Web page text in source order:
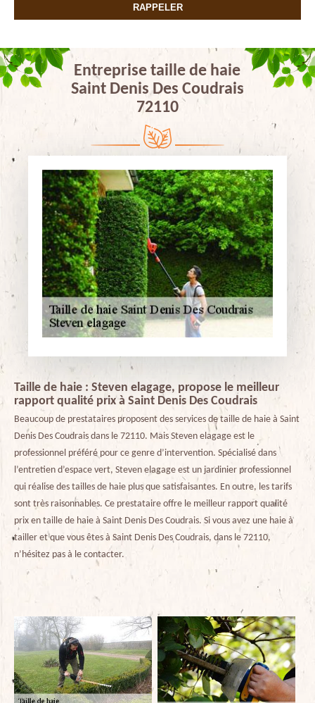
Entreprise taille de haie
Saint Denis Des Coudrais
72110
Taille de haie : Steven elagage, propose le meilleur
rapport qualité prix à Saint Denis Des Coudrais
Beaucoup de prestataires proposent des services de taille de haie à Saint
Denis Des Coudrais dans le 72110. Mais Steven elagage est le
professionnel préféré pour ce genre d’intervention. Spécialisé dans
l’entretien d’espace vert, Steven elagage est un jardinier professionnel
qui réalise des tailles de haie plus que satisfaisantes. En outre, les tarifs
sont très raisonnables. Ce prestataire offre le meilleur rapport qualité
prix en taille de haie à Saint Denis Des Coudrais. Si vous avez une haie à
tailler et que vous êtes à Saint Denis Des Coudrais, dans le 72110,
n’hésitez pas à le contacter.